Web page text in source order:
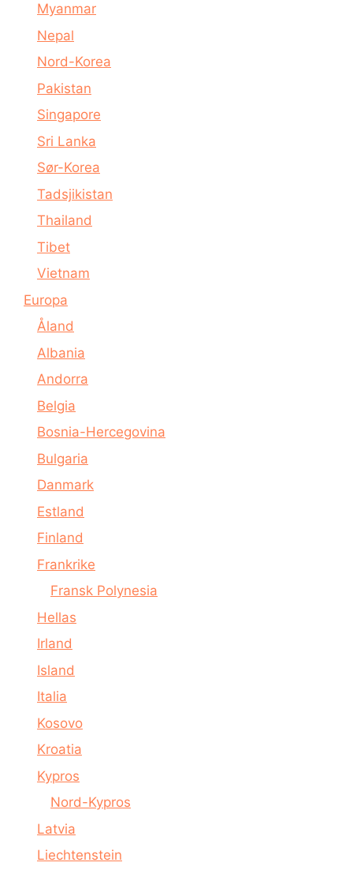
Myanmar
Nepal
Nord-Korea
Pakistan
Singapore
Sri Lanka
Sør-Korea
Tadsjikistan
Thailand
Tibet
Vietnam
Europa
Åland
Albania
Andorra
Belgia
Bosnia-Hercegovina
Bulgaria
Danmark
Estland
Finland
Frankrike
Fransk Polynesia
Hellas
Irland
Island
Italia
Kosovo
Kroatia
Kypros
Nord-Kypros
Latvia
Liechtenstein